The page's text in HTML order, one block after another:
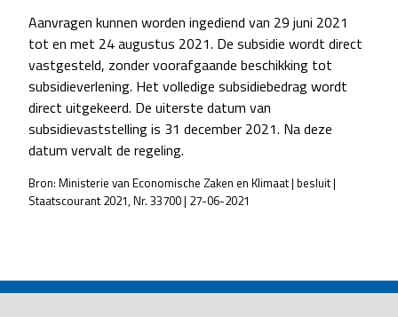
Aanvragen kunnen worden ingediend van 29 juni 2021
tot en met 24 augustus 2021. De subsidie wordt direct
vastgesteld, zonder voorafgaande beschikking tot
subsidieverlening. Het volledige subsidiebedrag wordt
direct uitgekeerd. De uiterste datum van
subsidievaststelling is 31 december 2021. Na deze
datum vervalt de regeling.
Bron: Ministerie van Economische Zaken en Klimaat | besluit |
Staatscourant 2021, Nr. 33700 | 27-06-2021
NAVIGATION